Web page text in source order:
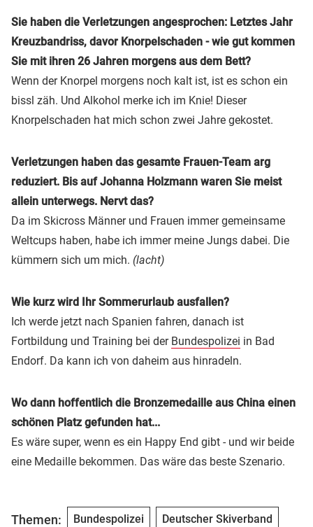
Sie haben die Verletzungen angesprochen: Letztes Jahr
Kreuzbandriss, davor Knorpelschaden - wie gut kommen
Sie mit ihren 26 Jahren morgens aus dem Bett?
Wenn der Knorpel morgens noch kalt ist, ist es schon ein
bissl zäh. Und Alkohol merke ich im Knie! Dieser
Knorpelschaden hat mich schon zwei Jahre gekostet.
Verletzungen haben das gesamte Frauen-Team arg
reduziert. Bis auf Johanna Holzmann waren Sie meist
allein unterwegs. Nervt das?
Da im Skicross Männer und Frauen immer gemeinsame
Weltcups haben, habe ich immer meine Jungs dabei. Die
kümmern sich um mich. (lacht)
Wie kurz wird Ihr Sommerurlaub ausfallen?
Ich werde jetzt nach Spanien fahren, danach ist
Fortbildung und Training bei der Bundespolizei in Bad
Endorf. Da kann ich von daheim aus hinradeln.
Wo dann hoffentlich die Bronzemedaille aus China einen
schönen Platz gefunden hat...
Es wäre super, wenn es ein Happy End gibt - und wir beide
eine Medaille bekommen. Das wäre das beste Szenario.
Themen: Bundespolizei Deutscher Skiverband